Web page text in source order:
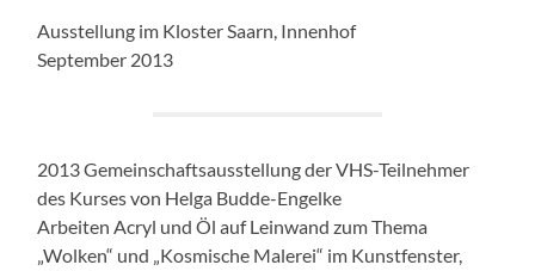
Ausstellung im Kloster Saarn, Innenhof
September 2013
2013 Gemeinschaftsausstellung der VHS-Teilnehmer
des Kurses von Helga Budde-Engelke
Arbeiten Acryl und Öl auf Leinwand zum Thema
„Wolken“ und „Kosmische Malerei“ im Kunstfenster,